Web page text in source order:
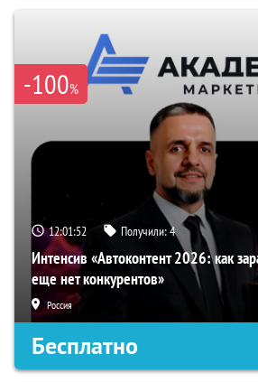
-100%
12:01:51 Получили:4
Интенсив «Автоконтент 2026: как
еще нет конкурентов»
Россия
Бесплатно